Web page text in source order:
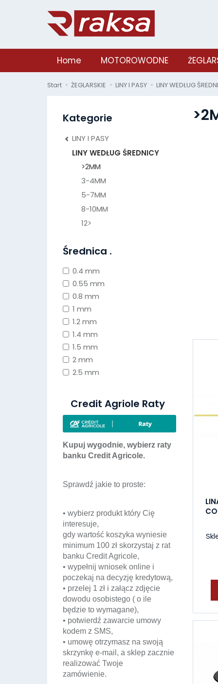
Home MOTOROWODNE
Start ŻEGLARSKIE LINY I PASY LINY WEDŁUG
Kategorie
LINY I PASY
LINY WEDŁUG ŚREDNICY
>2MM
3-4MM
5-7MM
8-10MM
12>
Średnica .
0.4 mm
0.55 mm
0.8 mm
1 mm
1.2 mm
1.4 mm
1.5 mm
2 mm
2.5 mm
Credit Agriole Raty
Kupuj wygodnie, wybierz raty
banku Credit Agricole.
Sprawdź jakie to proste:
• wybierz produkt który Cię
interesuje,
gdy wartość koszyka wyniesie
minimum 100 zł skorzystaj z rat
banku Credit Agricole,
• wypełnij wniosek online i
poczekaj na decyzję kredytową,
• przelej 1 zł i załącz zdjęcie
dowodu osobistego ( o ile
będzie to wymagane),
• potwierdź zawarcie umowy
kodem z SMS,
• umowę otrzymasz na swoją
skrzynkę e-mail, a sklep zacznie
realizować Twoje
zamówienie.